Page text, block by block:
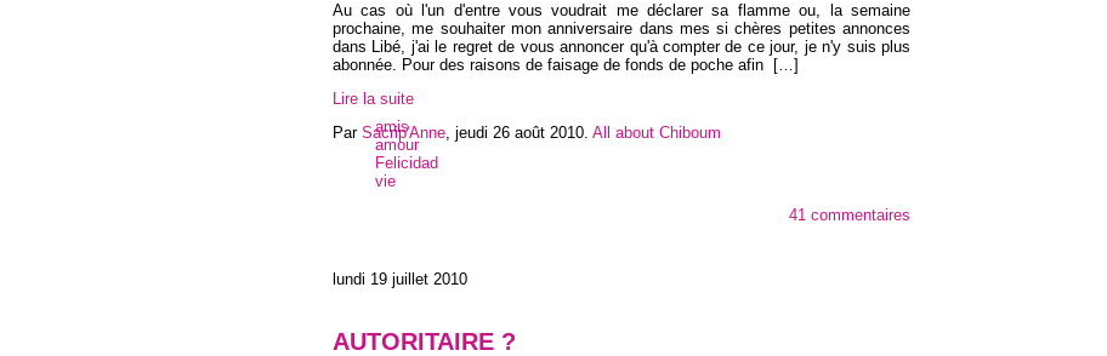
Au cas où l'un d'entre vous voudrait me déclarer sa flamme ou, la semaine
prochaine, me souhaiter mon anniversaire dans mes si chères petites annonces
dans Libé, j'ai le regret de vous annoncer qu'à compter de ce jour, je n'y suis plus
abonnée. Pour des raisons de faisage de fonds de poche afin
[…]
Lire la suite
Par Sacrip'Anne jeudi 26 août 2010 All about Chiboum
amis
amour
Felicidad
vie
41 commentaires
lundi 19 juillet 2010
AUTORITAIRE ?